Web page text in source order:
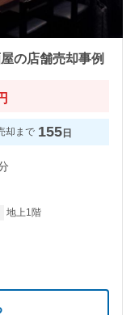
の店舗売却事例
却まで 155日
10分
地上1階